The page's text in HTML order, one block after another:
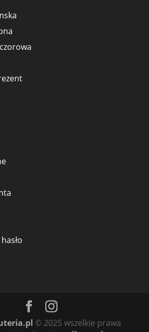
© 2025 wszelkie prawa